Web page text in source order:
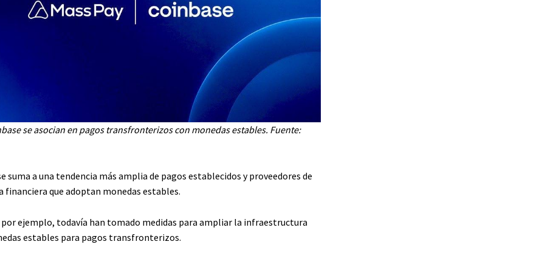
se asocian en pagos transfronterizos con monedas estables. Fuente:
suma a una tendencia más amplia de pagos establecidos y proveedores de
que adoptan monedas estables.
por ejemplo, todavía han tomado medidas para ampliar la infraestructura
estables para pagos transfronterizos.